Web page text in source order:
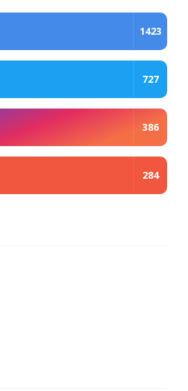
1423
727
386
284